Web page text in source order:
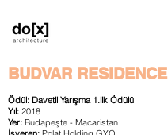
BUDVAR RESIDENCE
Ödül: Davetli Yarışma 1.lik Ödülü
Yıl: 2018
Yer: Budapeşte - Macaristan